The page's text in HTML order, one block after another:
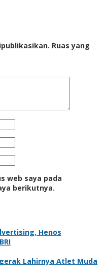
Ruas yang
web saya pada
berikutnya.
Henos
Lahirnya Atlet Muda